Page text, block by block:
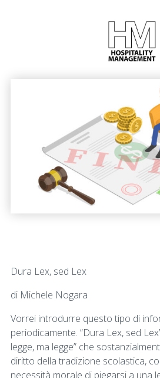
Dura Lex, sed Lex
di Michele Nogara
Vorrei introdurre questo tipo di
periodicamente. “Dura Lex, sed
legge, ma legge” che
diritto della tradizione scolastica,
necessità morale di piegarsi a una